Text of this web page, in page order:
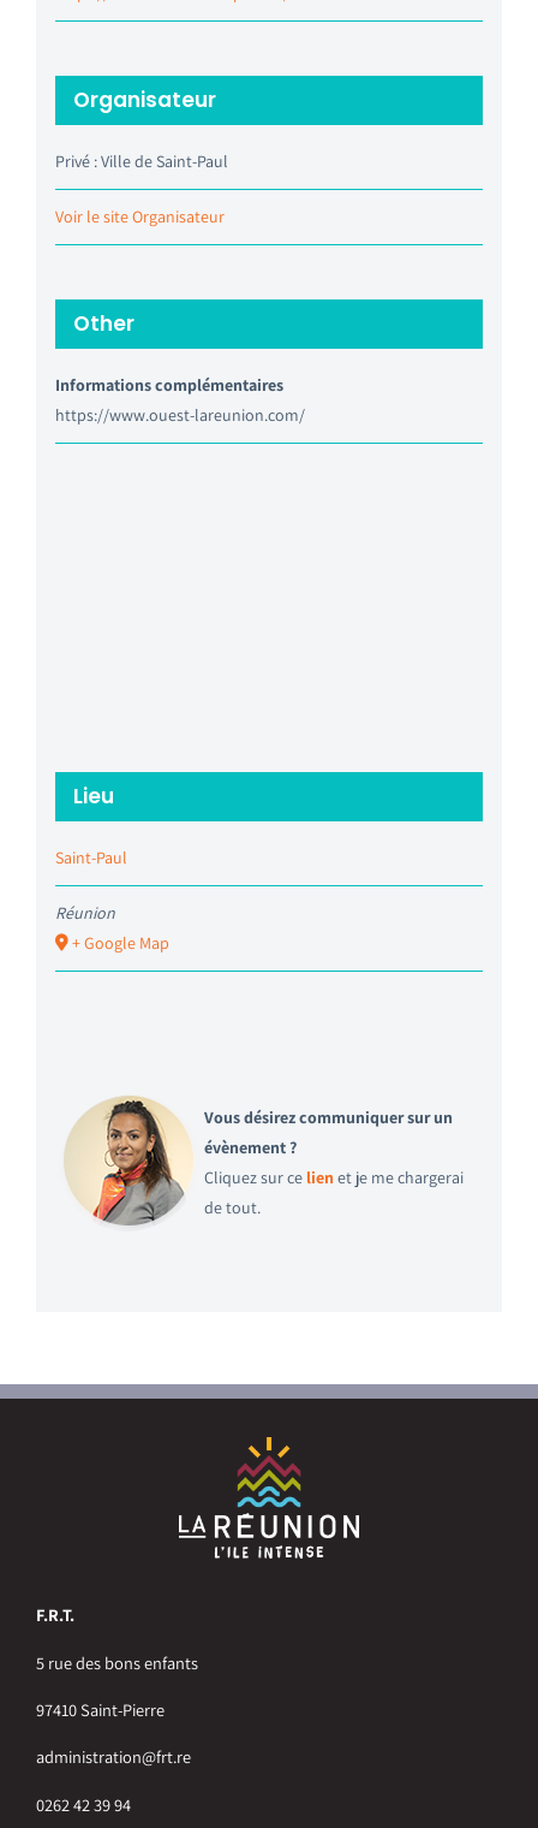
Organisateur
Privé : Ville de Saint-Paul
Voir le site Organisateur
Other
Informations complémentaires
https://www.ouest-lareunion.com/
Lieu
Saint-Paul
Réunion
+ Google Map
Vous désirez communiquer sur un
évènement ?
Cliquez sur ce lien et je me chargerai
de tout.
F.R.T.
5 rue des bons enfants
97410 Saint-Pierre
administration@frt.re
0262 42 39 94